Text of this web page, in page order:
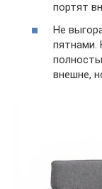
портят
Не
пятнами.
внешне,